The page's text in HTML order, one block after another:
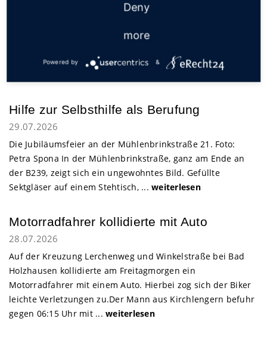
Stellvertretend für das Produktions-Team freuen sich
Technischer Leiter Dirk Stapper (hinten rechts),
Niedringhaus (hinten links), Brauer Ingo Scheiding (vorne
Hilfe zur Selbsthilfe als Berufung
29.07.2026
Die Jubiläumsfeier an der Mühlenbrinkstraße 21. Foto:
Petra Spona In der Mühlenbrinkstraße, ganz am Ende an
der B239, zeigt sich ein ungewohntes Bild. Gefüllte
Sektgläser auf einem Stehtisch, ... weiterlesen
Motorradfahrer kollidierte mit Auto
28.07.2026
Auf der Kreuzung Lerchenweg und Winkelstraße bei Bad
Holzhausen kollidierte am Freitagmorgen ein
Motorradfahrer mit einem Auto. Hierbei zog sich der Biker
leichte Verletzungen zu.Der Mann aus Kirchlengern befuhr
gegen 06:15 Uhr mit ... weiterlesen
Deny
more
Powered by &